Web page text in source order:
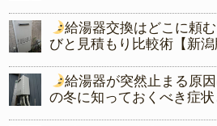
給湯器交換はどこに頼
びと見積もり比較術【新潟
給湯器が突然止まる原
の冬に知っておくべき症